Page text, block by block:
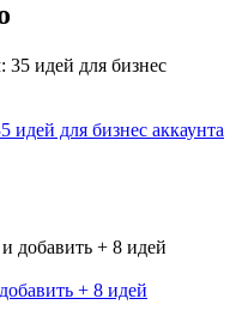
для бизнес аккаунта
+ 8 идей